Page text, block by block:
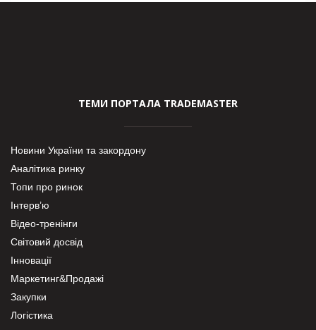
ТЕМИ ПОРТАЛА TRADEMASTER
Новини України та закордону
Аналітика ринку
Топи про ринок
Інтерв’ю
Відео-тренінги
Світовий досвід
Інновації
Маркетинг&Продажі
Закупки
Логістика